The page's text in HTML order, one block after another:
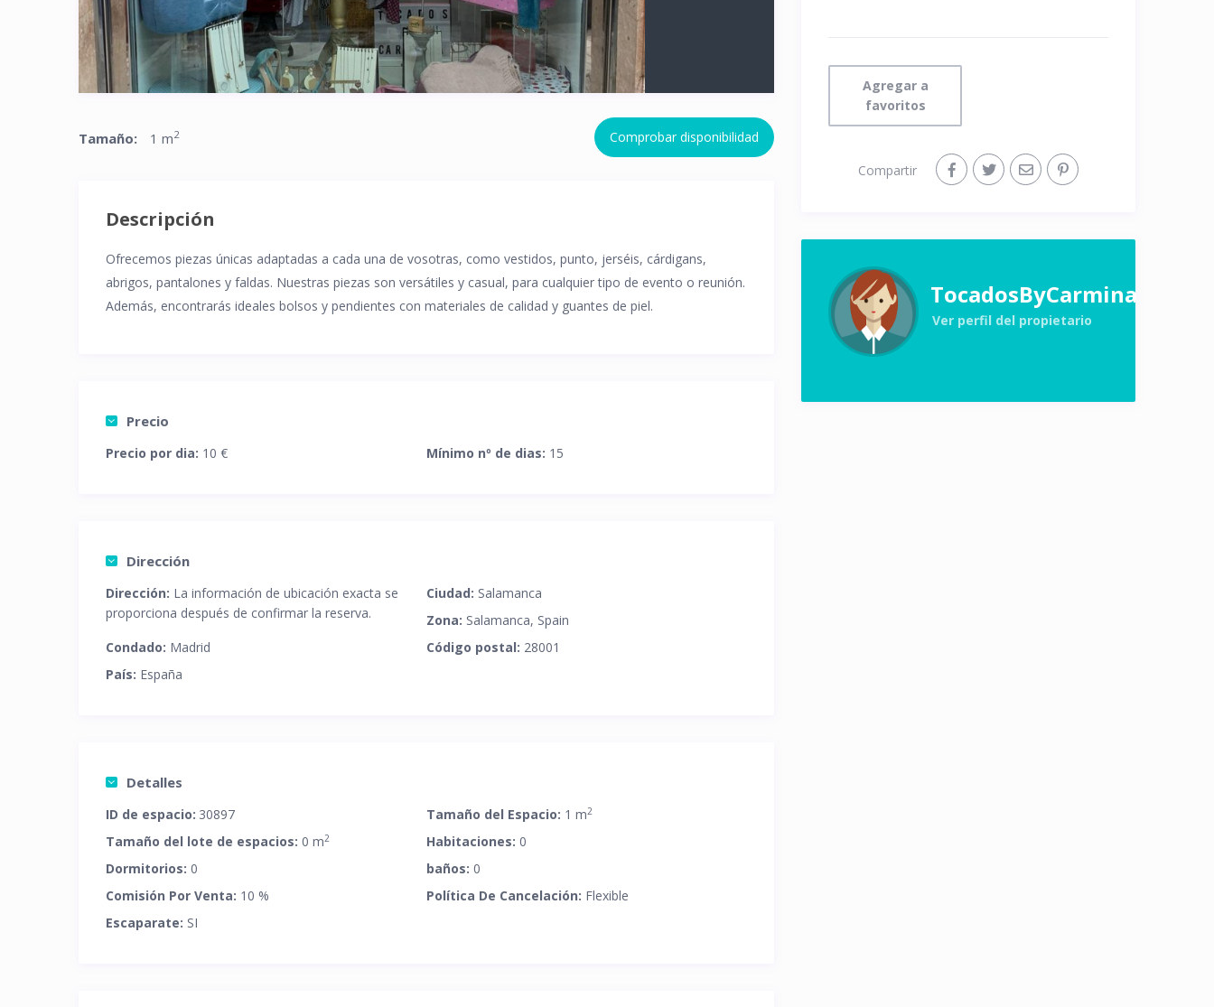
Tamaño: 1 m2 Comprobar disponibilidad
Descripción
Ofrecemos piezas únicas adaptadas a cada una de vosotras, como vestidos, punto, jerséis, cárdigans,
abrigos, pantalones y faldas. Nuestras piezas son versátiles y casual, para cualquier tipo de evento o reunión.
Además, encontrarás ideales bolsos y pendientes con materiales de calidad y guantes de piel.
Precio
Precio por dia: 10 € Mínimo nº de dias: 15
Dirección
Dirección: La información de ubicación exacta se
proporciona después de confirmar la reserva.
Ciudad: Salamanca
Zona: Salamanca, Spain
Condado: Madrid Código postal: 28001
País: España
Detalles
ID de espacio: 30897 Tamaño del Espacio: 1 m2
Tamaño del lote de espacios: 0 m2 Habitaciones: 0
Dormitorios: 0 baños: 0
Comisión Por Venta: 10 % Política De Cancelación: Flexible
Escaparate: SI
Agregar a
favoritos
Compartir
TocadosByCarmina
Ver perfil del propietario